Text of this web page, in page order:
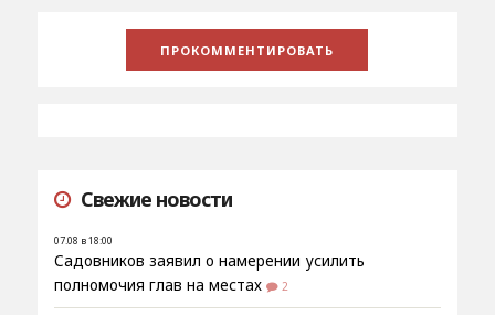
Свежие новости
07.08 в 18:00
Садовников заявил о намерении усилить
полномочия глав на местах
2